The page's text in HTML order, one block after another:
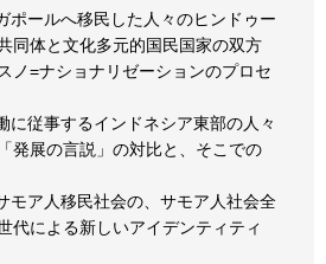
ポールへ移民した人々のヒンドゥー
同体と文化多元的国民国家の双方
ノ=ナショナリゼーションのプロセ
に従事するインドネシア東部の人々
発展の言説」の対比と、そこでの
モア人移民社会の、サモア人社会全
代による新しいアイデンティティ